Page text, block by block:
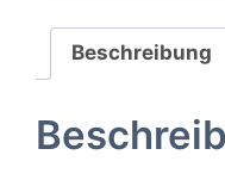
Beschreibung